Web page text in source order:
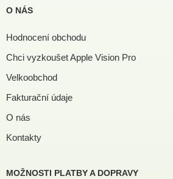
O NÁS
Hodnocení obchodu
Chci vyzkoušet Apple Vision Pro
Velkoobchod
Fakturační údaje
O nás
Kontakty
MOŽNOSTI PLATBY A DOPRAVY